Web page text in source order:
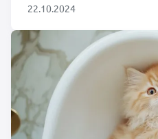
22.10.2024